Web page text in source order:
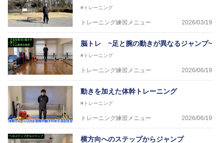
#トレーニング
トレーニング練習メニュー 2026/03/19
脳トレ ~足と腕の動きが異なるジャンプ~
#トレーニング
トレーニング練習メニュー 2026/06/19
動きを加えた体幹トレーニング
#トレーニング
トレーニング練習メニュー 2026/06/19
横方向へのステップからジャンプ